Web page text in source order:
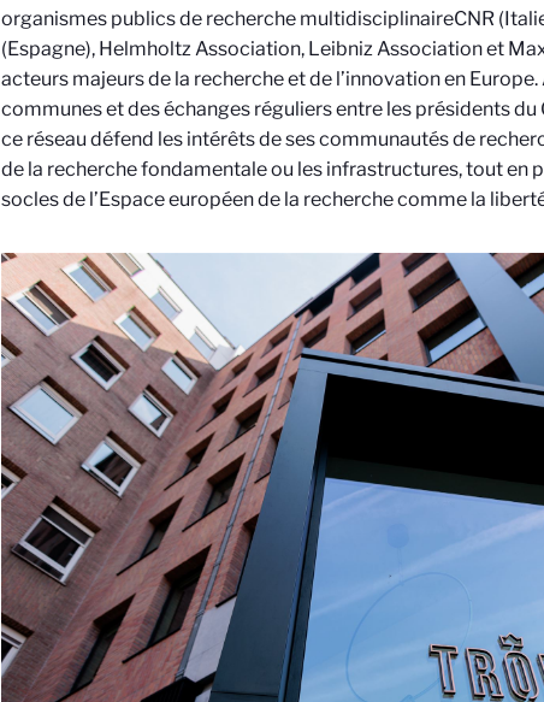
organismes publics de recherche multidisciplinaireCNR
(Espagne), Helmholtz Association, Leibniz Association et
acteurs majeurs de la recherche et de l’innovation en
communes et des échanges réguliers entre les présidents
ce réseau défend les intérêts de ses communautés de
de la recherche fondamentale ou les infrastructures, tout en
socles de l’Espace européen de la recherche comme la